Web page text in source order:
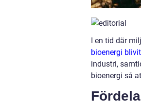
I en tid där
bioenergi
industri,
bioenergi så